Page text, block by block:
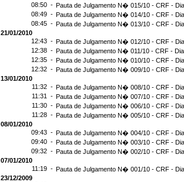
08:50 - Pauta de Julgamento N� 015/10 - CRF -
08:49 - Pauta de Julgamento N� 014/10 - CRF -
08:45 - Pauta de Julgamento N� 013/10 - CRF -
21/01/2010
12:43 - Pauta de Julgamento N� 012/10 - CRF -
12:38 - Pauta de Julgamento N� 011/10 - CRF -
12:35 - Pauta de Julgamento N� 010/10 - CRF -
12:32 - Pauta de Julgamento N� 009/10 - CRF -
13/01/2010
11:32 - Pauta de Julgamento N� 008/10 - CRF -
11:31 - Pauta de Julgamento N� 007/10 - CRF -
11:30 - Pauta de Julgamento N� 006/10 - CRF -
11:28 - Pauta de Julgamento N� 005/10 - CRF -
08/01/2010
09:43 - Pauta de Julgamento N� 004/10 - CRF -
09:40 - Pauta de Julgamento N� 003/10 - CRF -
09:32 - Pauta de Julgamento N� 002/10 - CRF -
07/01/2010
11:19 - Pauta de Julgamento N� 001/10 - CRF -
23/12/2009